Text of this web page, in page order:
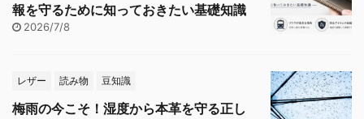
報を守るために知っておきたい基礎知識
2026/7/8
レザー 読み物 豆知識
梅雨の今こそ！湿度から本革を守る正し